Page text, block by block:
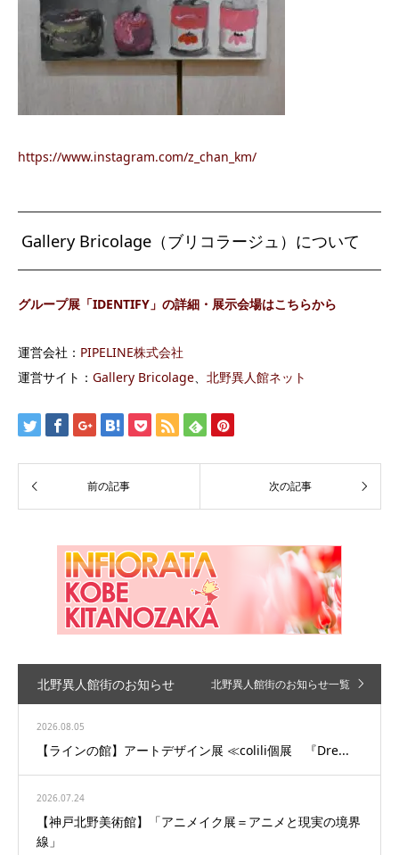
https://www.instagram.com/z_chan_km/
Gallery Bricolage（ブリコラージュ）について
グループ展「IDENTIFY」の詳細・展示会場はこちらから
運営会社： PIPELINE株式会社
運営サイト： Gallery Bricolage、 北野異人館ネット
北野異人館街のお知らせ 北野異人館街のお知らせ一覧
2026.08.05
【ラインの館】アートデザイン展 ≪colili個展 『Dre...
2026.07.24
【神戸北野美術館】「アニメイク展＝アニメと現実の境界
線」